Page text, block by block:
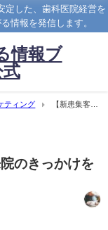
定した、歯科医院経営を
情報を発信します。
情報ブ
式
ティング
【新患集客
のきっかけを